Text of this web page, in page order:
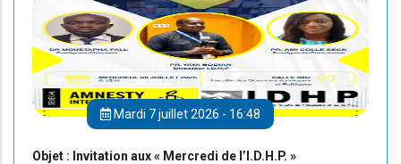
Mardi 7 juillet 2026 - 16:48
Objet : Invitation aux « Mercredi de l’I.D.H.P. »